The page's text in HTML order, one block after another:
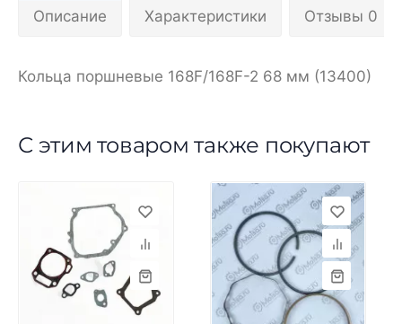
Описание Характеристики Отзывы 0
Кольца поршневые 168F/168F-2 68 мм (13400)
С этим товаром также покупают